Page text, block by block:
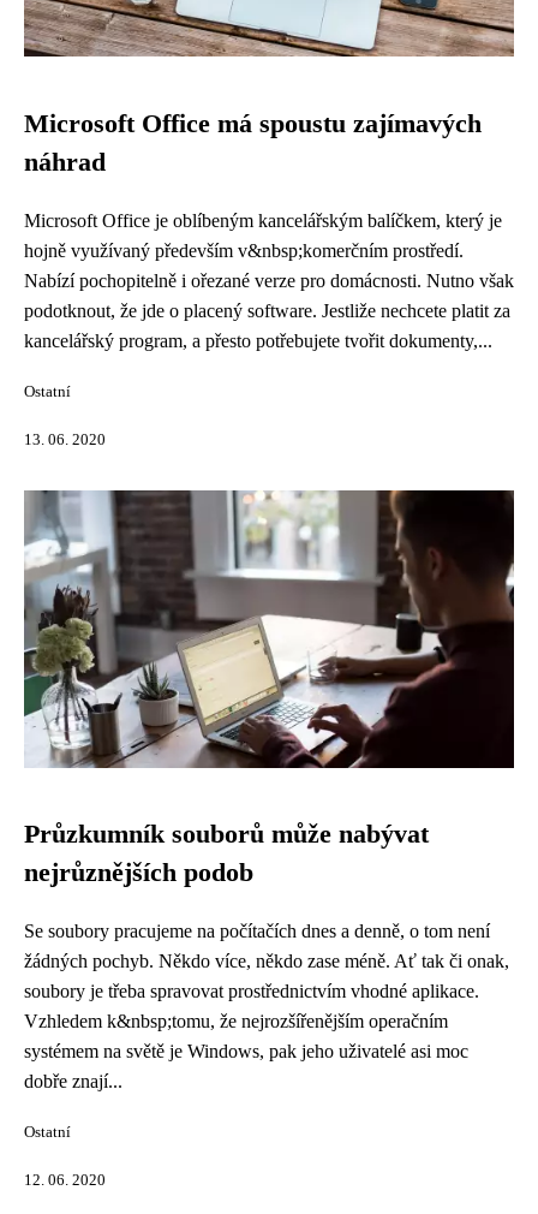
Microsoft Office má spoustu zajímavých
náhrad
Microsoft Office je oblíbeným kancelářským balíčkem, který je
hojně využívaný především v&nbsp;komerčním prostředí.
Nabízí pochopitelně i ořezané verze pro domácnosti. Nutno však
podotknout, že jde o placený software. Jestliže nechcete platit za
kancelářský program, a přesto potřebujete tvořit dokumenty,...
Ostatní
13. 06. 2020
Průzkumník souborů může nabývat
nejrůznějších podob
Se soubory pracujeme na počítačích dnes a denně, o tom není
žádných pochyb. Někdo více, někdo zase méně. Ať tak či onak,
soubory je třeba spravovat prostřednictvím vhodné aplikace.
Vzhledem k&nbsp;tomu, že nejrozšířenějším operačním
systémem na světě je Windows, pak jeho uživatelé asi moc
dobře znají...
Ostatní
12. 06. 2020